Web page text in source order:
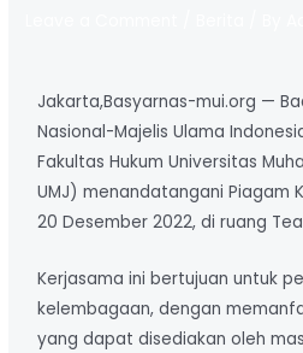
Jakarta,Basyarnas-mui.org —
Nasional-Majelis Ulama
Fakultas Hukum Universitas
UMJ) menandatangani Piagam
20 Desember 2022, di ruang
Kerjasama ini bertujuan untuk
kelembagaan, dengan
yang dapat disediakan oleh